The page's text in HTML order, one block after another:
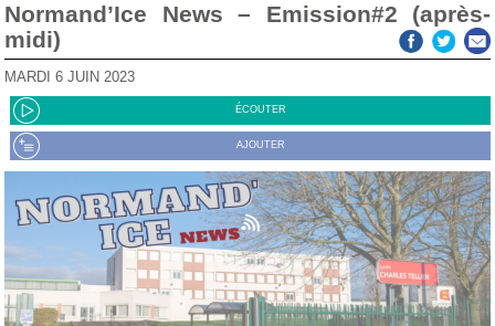
Normand’Ice News – Emission#2 (après-
midi)
MARDI 6 JUIN 2023
ÉCOUTER
AJOUTER